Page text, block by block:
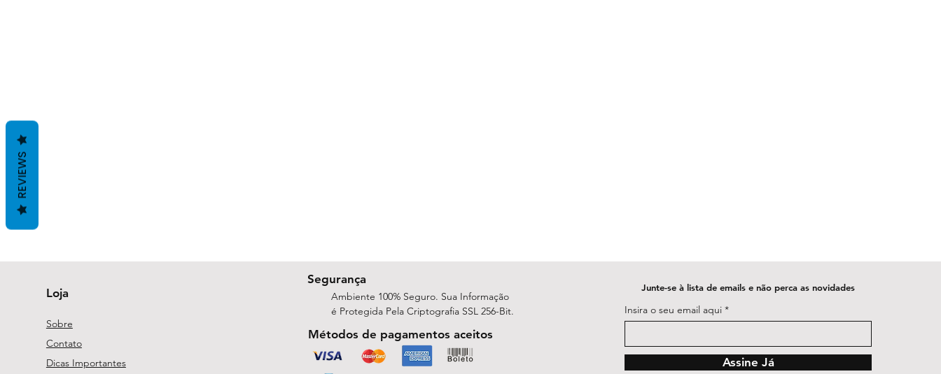
Loja
Sobre
Contato
Dicas Importantes
Segurança
Ambiente 100% Seguro. Sua Informação
é Protegida Pela Criptografia SSL 256-Bit.
Métodos de pagamentos aceitos
Junte-se à lista de emails e não perca as novidades
Insira o seu email aqui
Assine Já
REVIEWS